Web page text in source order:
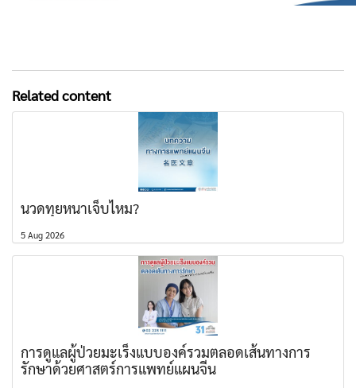
Related content
นวดทุยหนาเจ็บไหม?
5 Aug 2026
การดูแลผู้ป่วยมะเร็งแบบองค์รวมตลอดเส้นทางการ
รักษาด้วยศาสตร์การแพทย์แผนจีน